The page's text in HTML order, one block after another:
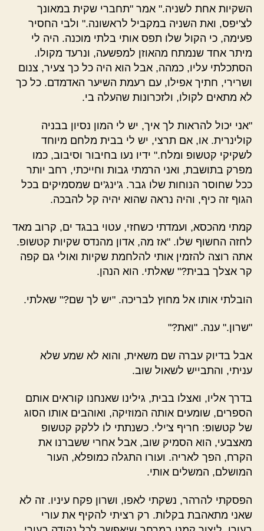
השקיות אחת לשניה." אמר "תחברי שקית במאונך
לצ'יפס, ואת השניה במקביל לראשונה." ולבי החסיר
פעימה, כי הקול שלו תפס אותי בלתי מוכנה. היה לי
מיתר אחד שנמתח מהאוזן למפשעה, ונרעד מקולו.
הסתכלתי עליו, כמהה, אבל הוא היה כל כך צעיר, צנום
ושרירי, חתיך אפילו, עם רעמת השיער האדמדם. כל כך
לא מתאים לקולו, ולזכרונות שהעלה בי.
"אני יכול להראות לך איך, יש לי המון נסיון בבניה
קולינרית. או, אם תרצי, יש לי בבית מלחם מיוחד
לשקיקי קטשופ ומלח." ידיו נעו בחיבור וסיבוב, כמו
מפרק בתושבת, ואני הרמתי גבות וחייכתי, רחב יותר
ככל שחוסר הנוחות שלו גבר. ג'ינג'ים שמסמיקים בכל
הגוף זה כיף, והיה נראה שהוא יהיה קל להבכה.
קמתי מהכסא, ועמדתי כשחזי, עטוי בבגד ים, קרוב מאד
לחזה החשוף שלו. "אז מה, אדון מהנדס שקיות קטשופ.
אתה רוצה להזמין אותי להלחמת שקיות ואולי גם קפה
קר אצלך בבית?" שאלתי. הוא הנהן.
הובלתי אותו אל מחוץ לבריכה. "יש לך שם?" שאלתי.
"שרון." ענה. "ואת?"
אבל בדיוק עברה שם משאית, והוא לא שמע שלא
עניתי, והתבייש לשאול שוב.
בדרך אליו, ואצלו בבית, גילינו שאנחנו קוראים אותם
הספרים, שומעים אותה המוזיקה, ואוהבים אותו הסוג
של קטשופ: חריף צ'ילי. כשנתתי לו ללקק קטשופ
מאצבעי, הוא הסמיק שוב, אבל אחרי ששברנו את
הקרח, הפך לאריה. ועורו התגלה כמופלא, העור
המושלם, המשלים אותי.
הפסקתי להרהר, נשקתי לאפו, ושרון פקח עיניו. זה לא
שאני מתאהבת בקלות. רק רציתי להקיף את עורי